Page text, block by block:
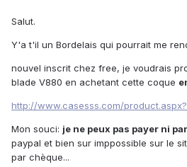
Salut.
Y'a t'il un Bordelais qui pourrait me
nouvel inscrit chez free, je voudrais
blade V880 en achetant cette coque
http://www.casesss.com/
Mon souci: je ne peux pas payer ni
paypal et bien sur imppossible sur le
par chèque...